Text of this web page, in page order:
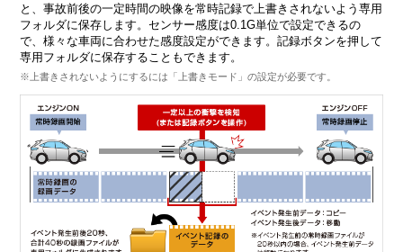
と、事故前後の一定時間の映像を常時記録で上書きされないよう専用
フォルダに保存します。センサー感度は0.1G単位で設定できるの
で、様々な車両に合わせた感度設定ができます。記録ボタンを押して
専用フォルダに保存することもできます。
※上書きされないようにするには「上書きモード」の設定が必要です。